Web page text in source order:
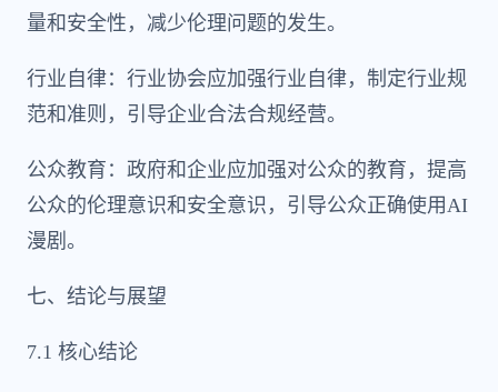
量和安全性，减少伦理问题的发生。
行业自律：行业协会应加强行业自律，制定行业规
范和准则，引导企业合法合规经营。
公众教育：政府和企业应加强对公众的教育，提高
公众的伦理意识和安全意识，引导公众正确使用AI
漫剧。
七、结论与展望
7.1 核心结论